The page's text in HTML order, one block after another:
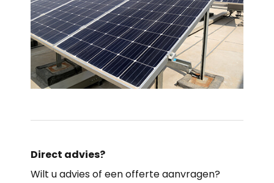
Direct advies?
Wilt u advies of een offerte aanvragen?